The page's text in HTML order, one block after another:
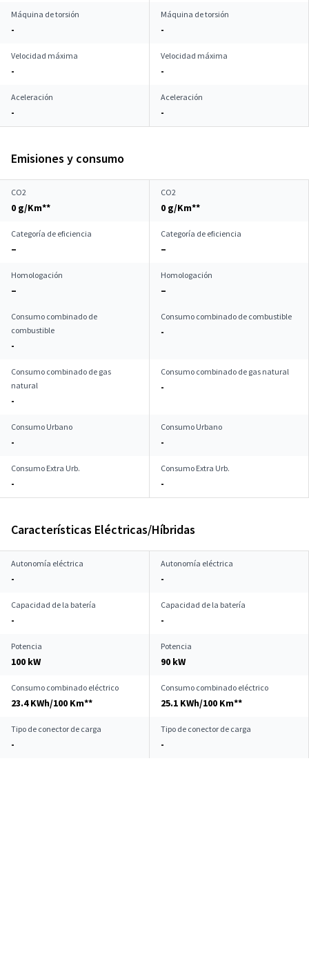
Máquina de torsión
-
Máquina de torsión
-
Velocidad máxima
-
Velocidad máxima
-
Aceleración
-
Aceleración
-
Emisiones y consumo
CO2
0 g/Km**
CO2
0 g/Km**
Categoría de eficiencia
–
Categoría de eficiencia
–
Homologación
–
Homologación
–
Consumo combinado de
combustible
-
Consumo combinado de combustible
-
Consumo combinado de gas
natural
-
Consumo combinado de gas natural
-
Consumo Urbano
-
Consumo Urbano
-
Consumo Extra Urb.
-
Consumo Extra Urb.
-
Características Eléctricas/Híbridas
Autonomía eléctrica
-
Autonomía eléctrica
-
Capacidad de la batería
-
Capacidad de la batería
-
Potencia
100 kW
Potencia
90 kW
Consumo combinado eléctrico
23.4 KWh/100 Km**
Consumo combinado eléctrico
25.1 KWh/100 Km**
Tipo de conector de carga
-
Tipo de conector de carga
-